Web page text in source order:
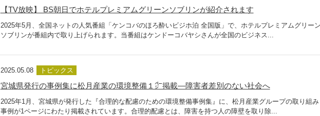
【TV放映】 BS朝日でホテルプレミアムグリーンソブリンが紹介されます
2025年5月、全国ネットの人気番組「ケンコバのほろ酔いビジホ泊 全国版」で、ホテルプレミアムグリーン
ソブリンが番組内で取り上げられます。当番組はケンドーコバヤシさんが全国のビジネス...
2025.05.08 トピックス
宮城県発行の事例集に松月産業の環境整備１㌻掲載―障害者差別のない社会へ
2025年1月、宮城県が発行した『合理的な配慮のための環境整備事例集』に、松月産業グループの取り組み
事例が1ページにわたり掲載されています。合理的配慮とは、障害を持つ人の障壁を取り除...